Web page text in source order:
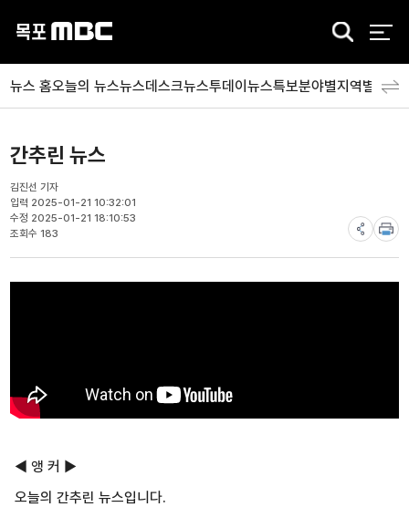
검
뉴스 홈오늘의 뉴스뉴스데스크뉴스투데이뉴스특보분야별지역별 뉴스
간추린 뉴스
김진선 기자
입력 2025-01-21 10:32:01
수정 2025-01-21 18:10:53
조회수 183
◀ 앵 커 ▶
오늘의 간추린 뉴스입니다.